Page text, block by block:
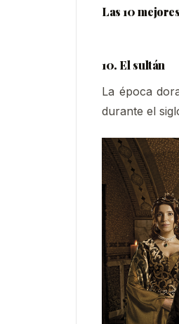
Las 10
10. El sultán
La época
durante el